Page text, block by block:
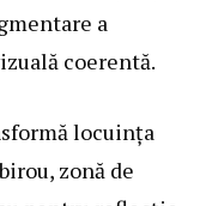
a
coerentă.
locuința
zonă de